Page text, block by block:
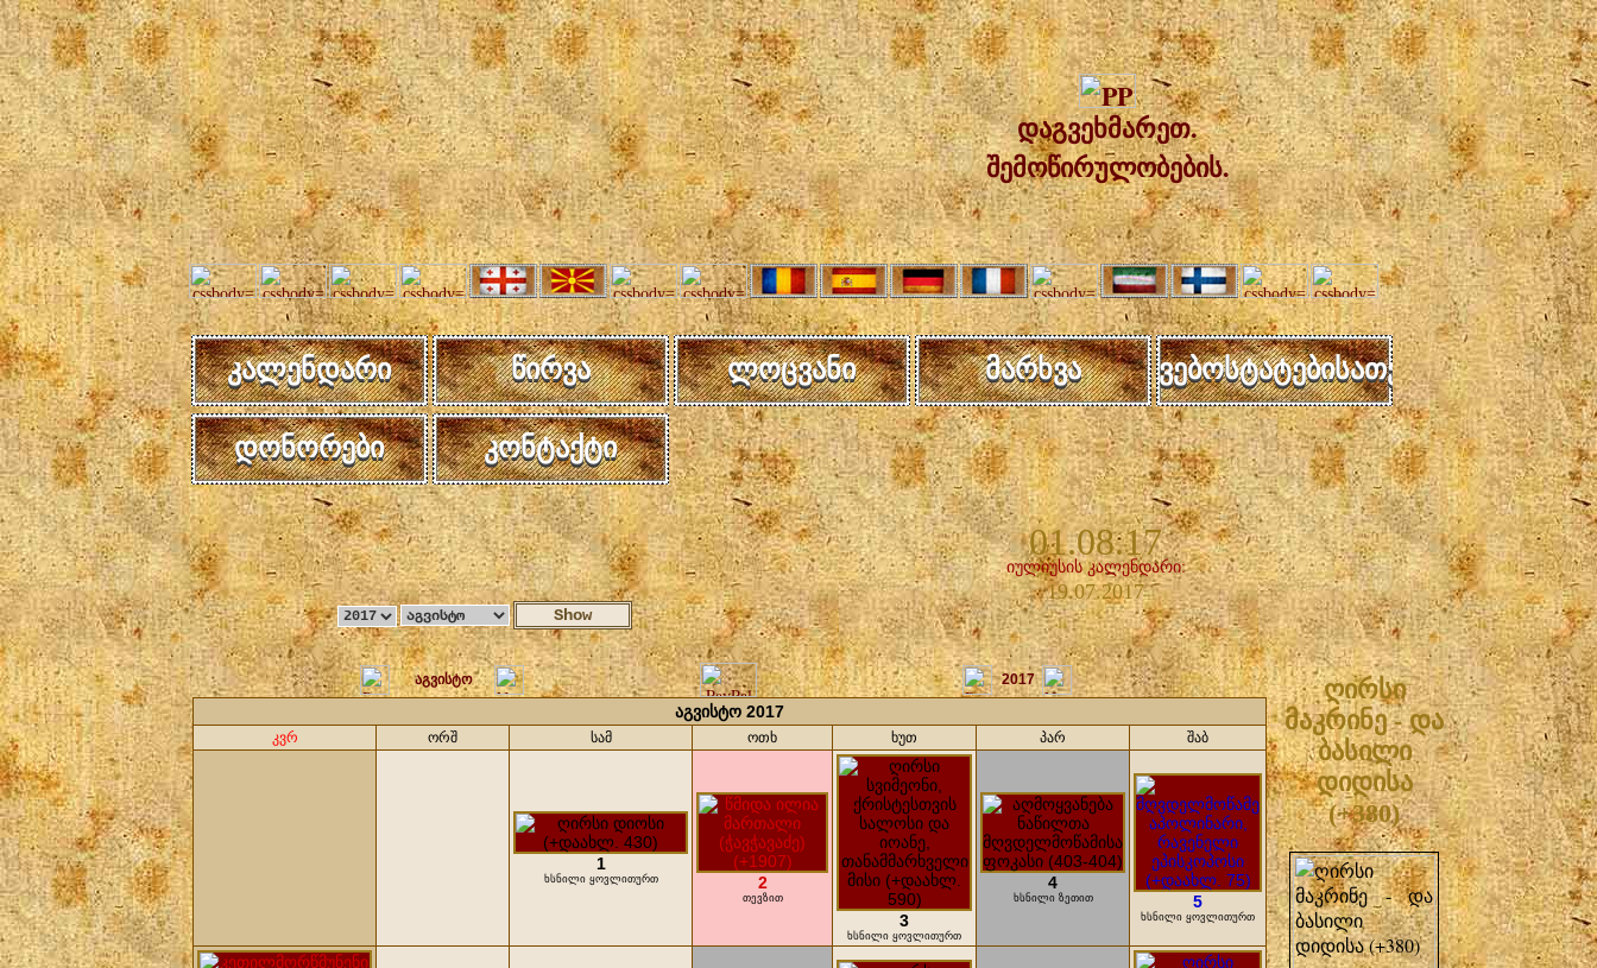
დაგვეხმარეთ.
შემოწირულობების.
კალენდარი წირვა ლოცვანი მარხვა ვებოსტატებისათვის
დონორები კონტაქტი
01.08.17
იულიუსის კალენდარი:
19.07.2017
აგვისტო 2017
ღირსი
მაკრინე - და
ბასილი
დიდისა
(+380)
აგვისტო 2017
კვრ ორშ სამ ოთხ ხუთ პარ შაბ
1
ხსნილი ყოვლითურთ 2
თევზით
3
ხსნილი ყოვლითურთ
4
ხსნილი ზეთით 5
ხსნილი ყოვლითურთ